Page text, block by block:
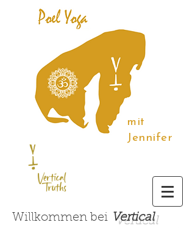
mit
Jennifer
Willkommen bei Vertical